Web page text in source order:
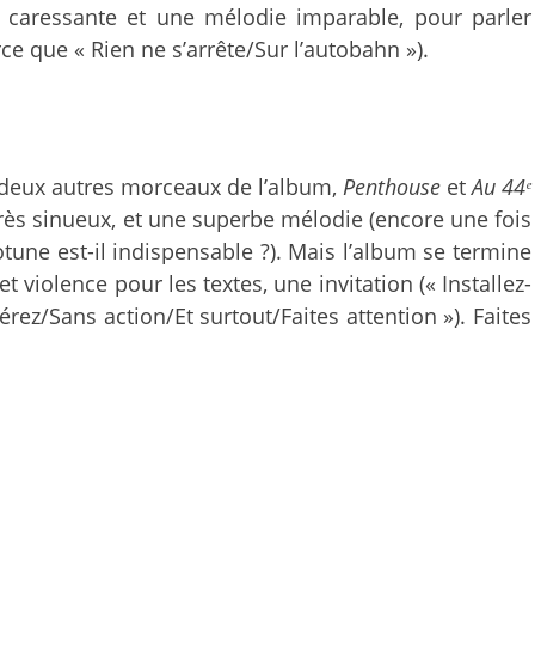
et une mélodie imparable, pour parler
que « Rien ne s’arrête/Sur l’autobahn »).
autres morceaux de l’album, PenthouseetAu 44ᵉ
sinueux, et une superbe mélodie (encore une fois
est-il indispensable ?). Mais l’album se termine
violence pour les textes, une invitation (« Installez-
Sans action/Et surtout/Faites attention »). Faites